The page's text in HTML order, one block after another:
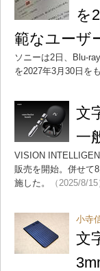
を
範なユーザ
ソニーは2日、Blu-
を2027年3月30日を
文
一
VISION
販売を開始。併せて
施した。
（2025/8/15
小寺
文